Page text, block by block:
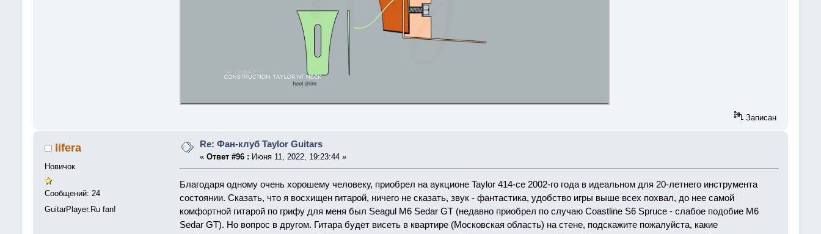
Записан
lifera
Новичок
Сообщений: 24
GuitarPlayer.Ru fan!
Re: Фан-клуб Taylor Guitars
«Ответ #96 : Июня 11, 2022, 19:23:44 »
Благодаря одному очень хорошему человеку, приобрел на аукционе Taylor 414-ce 2002-го года в идеальном для 20-летнего инструмента
состоянии. Сказать, что я восхищен гитарой, ничего не сказать, звук - фантастика, удобство игры выше всех похвал, до нее самой
комфортной гитарой по грифу для меня был Seagul M6 Sedar GT (недавно приобрел по случаю Coastline S6 Spruce - слабое подобие M6
Sedar GT). Но вопрос в другом. Гитара будет висеть в квартире (Московская область) на стене, подскажите пожалуйста, какие